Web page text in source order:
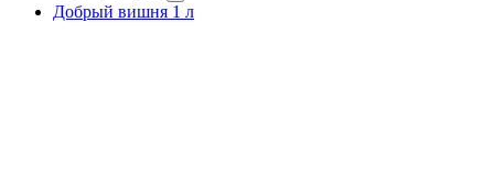
Добрый вишня 1 л